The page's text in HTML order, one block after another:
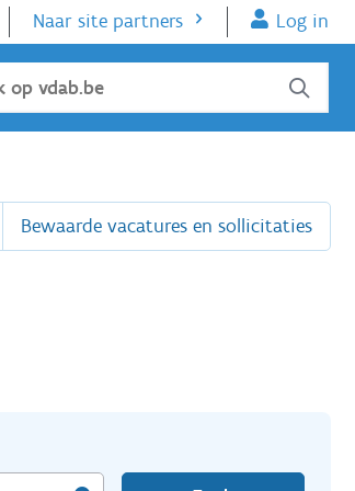
Naar site partners Log in
Bewaarde vacatures en sollicitaties